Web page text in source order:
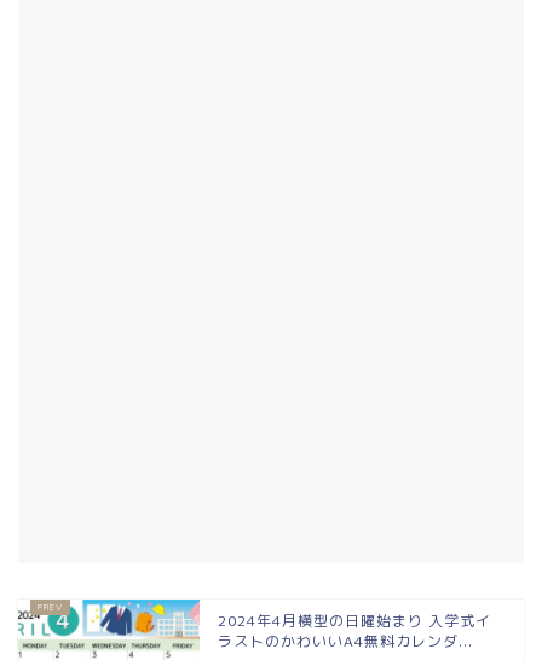
2024年4月横型の日曜始まり 入学式イ
ラストのかわいいA4無料カレンダ...